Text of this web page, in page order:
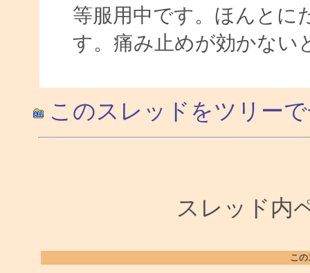
等服用中です。ほんとに
す。痛み止めが効かない
このスレッドをツリー
スレッド内
こ